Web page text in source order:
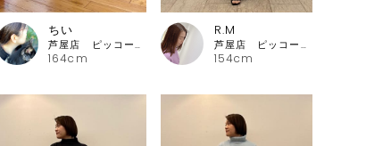
164cm
ちい
芦屋店 ピッコーネ・ピッコーネクラブ
154cm
R.M
芦屋店 ピッコーネ・ピッコーネクラブ